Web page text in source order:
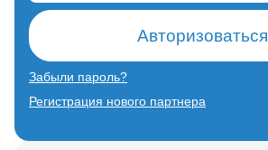
Авторизоваться
Забыли пароль?
Регистрация нового партнера